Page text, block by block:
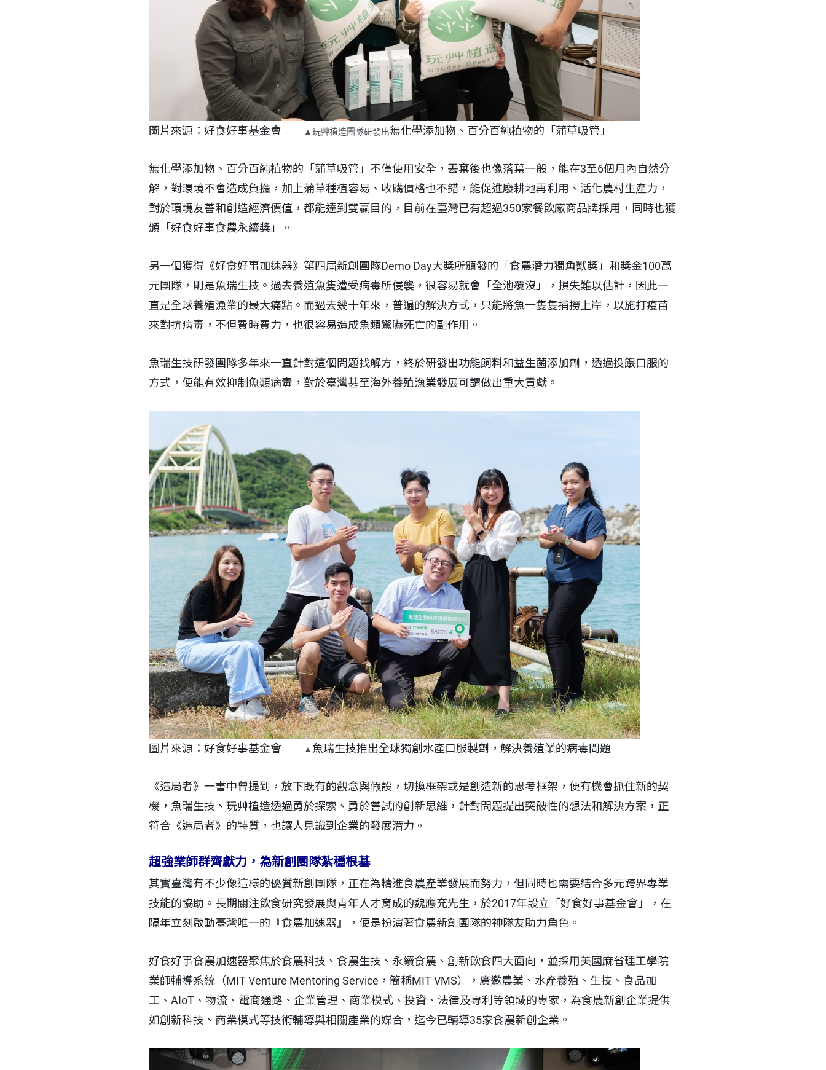
圖片來源：好食好事基金會 ▲玩艸植造團隊研發出無化學添加物、百分百純植物的「蒲草吸管」
無化學添加物、百分百純植物的「蒲草吸管」不僅使用安全，丟棄後也像落葉一般，能在3至6個月內自然分
解，對環境不會造成負擔，加上蒲草種植容易、收購價格也不錯，能促進廢耕地再利用、活化農村生產力，
對於環境友善和創造經濟價值，都能達到雙贏目的，目前在臺灣已有超過350家餐飲廠商品牌採用，同時也獲
頒「好食好事食農永續獎」。
另一個獲得《好食好事加速器》第四屆新創團隊Demo Day大獎所頒發的「食農潛力獨角獸獎」和獎金100萬
元團隊，則是魚瑞生技。過去養殖魚隻遭受病毒所侵襲，很容易就會「全池覆沒」，損失難以估計，因此一
直是全球養殖漁業的最大痛點。而過去幾十年來，普遍的解決方式，只能將魚一隻隻捕撈上岸，以施打疫苗
來對抗病毒，不但費時費力，也很容易造成魚類驚嚇死亡的副作用。
魚瑞生技研發團隊多年來一直針對這個問題找解方，終於研發出功能飼料和益生菌添加劑，透過投餵口服的
方式，便能有效抑制魚類病毒，對於臺灣甚至海外養殖漁業發展可謂做出重大貢獻。
圖片來源：好食好事基金會 ▲ 魚瑞生技推出全球獨創水產口服製劑，解決養殖業的病毒問題
《造局者》一書中曾提到，放下既有的觀念與假設，切換框架或是創造新的思考框架，便有機會抓住新的契
機，魚瑞生技、玩艸植造透過勇於探索、勇於嘗試的創新思維，針對問題提出突破性的想法和解決方案，正
符合《造局者》的特質，也讓人見識到企業的發展潛力。
超強業師群齊獻力，為新創團隊紮穩根基
其實臺灣有不少像這樣的優質新創團隊，正在為精進食農產業發展而努力，但同時也需要結合多元跨界專業
技能的協助。長期關注飲食研究發展與青年人才育成的魏應充先生，於2017年設立「好食好事基金會」，在
隔年立刻啟動臺灣唯一的『食農加速器』，便是扮演著食農新創團隊的神隊友助力角色。
好食好事食農加速器聚焦於食農科技、食農生技、永續食農、創新飲食四大面向，並採用美國麻省理工學院
業師輔導系統（MIT Venture Mentoring Service，簡稱MIT VMS），廣邀農業、水產養殖、生技、食品加
工、AIoT、物流、電商通路、企業管理、商業模式、投資、法律及專利等領域的專家，為食農新創企業提供
如創新科技、商業模式等技術輔導與相關產業的媒合，迄今已輔導35家食農新創企業。